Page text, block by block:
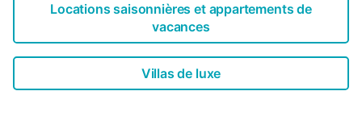
Locations saisonnières et appartements de
vacances
Villas de luxe